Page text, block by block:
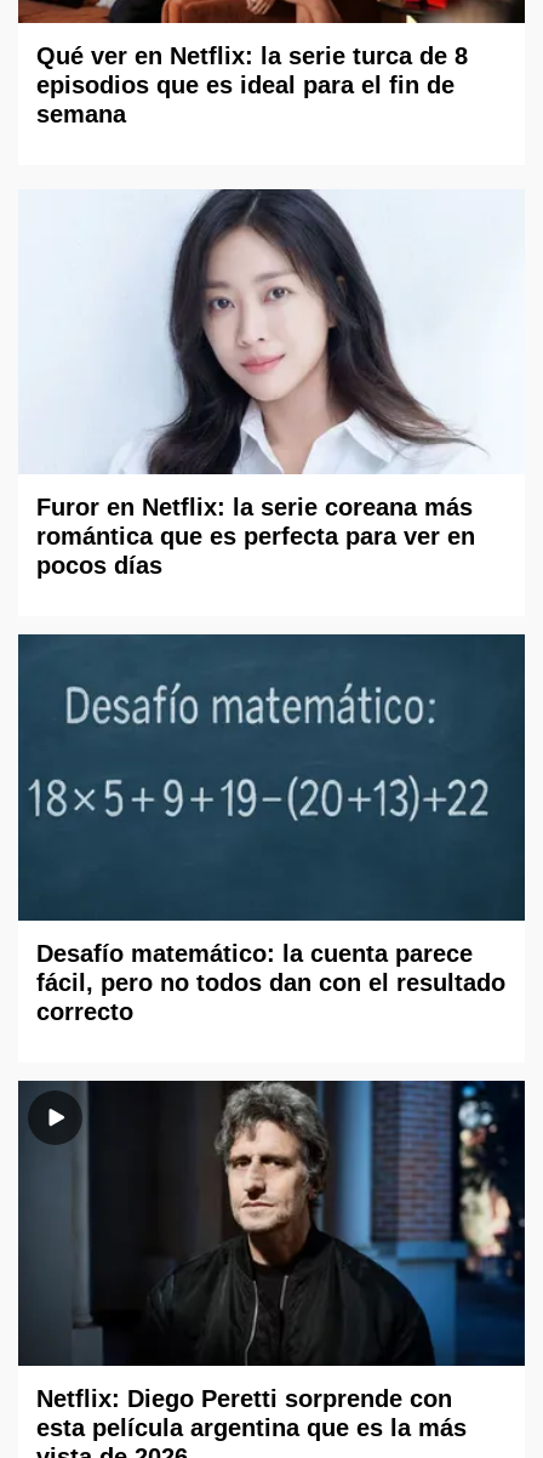
Qué ver en Netflix: la serie turca de 8
episodios que es ideal para el fin de
semana
Furor en Netflix: la serie coreana más
romántica que es perfecta para ver en
pocos días
Desafío matemático: la cuenta parece
fácil, pero no todos dan con el resultado
correcto
Netflix: Diego Peretti sorprende con
esta película argentina que es la más